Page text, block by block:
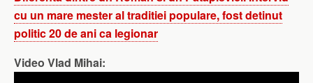
cu un mare mester al traditiei populare, fost detinut
politic 20 de ani ca legionar
Video Vlad Mihai: